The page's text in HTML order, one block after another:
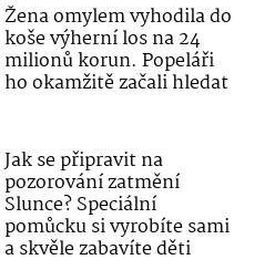
Žena omylem vyhodila do
koše výherní los na 24
milionů korun. Popeláři
ho okamžitě začali hledat
Jak se připravit na
pozorování zatmění
Slunce? Speciální
pomůcku si vyrobíte sami
a skvěle zabavíte děti